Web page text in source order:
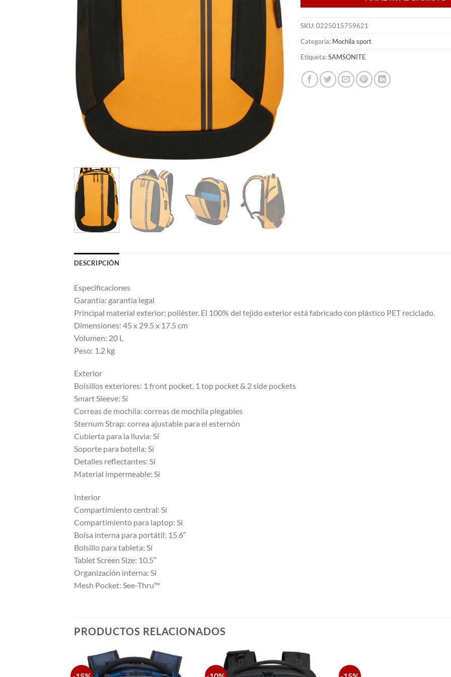
SKU:0225015759621
Categoría: Mochila sport
Etiqueta:SAMSONITE
DESCRIPCIÓN
Especificaciones
Garantía: garantía legal
Principal material exterior: poliéster. El 100% del tejido exterior está fabricado con plástico PET reciclado.
Dimensiones: 45 x 29.5 x 17.5 cm
Volumen: 20 L
Peso: 1.2 kg
Exterior
Bolsillos exteriores: 1 front pocket, 1 top pocket & 2 side pockets
Smart Sleeve: Sí
Correas de mochila: correas de mochila plegables
Sternum Strap: correa ajustable para el esternón
Cubierta para la lluvia: Sí
Soporte para botella: Sí
Detalles reflectantes: Sí
Material impermeable: Sí
Interior
Compartimiento central: Sí
Compartimiento para laptop: Sí
Bolsa interna para portátil: 15.6″
Bolsillo para tableta: Sí
Tablet Screen Size: 10.5″
Organización interna: Sí
Mesh Pocket: See-Thru™
PRODUCTOS RELACIONADOS